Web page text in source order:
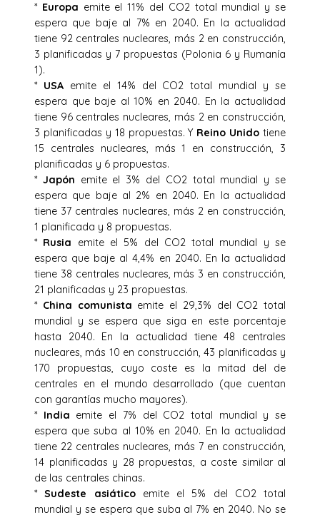
* Europa emite el 11% del CO2 total mundial y se
espera que baje al 7% en 2040. En la actualidad
tiene 92 centrales nucleares, más 2 en construcción,
3 planificadas y 7 propuestas (Polonia 6 y Rumanía
1).
* USAemite el 14% del CO2 total mundial y se
espera que baje al 10% en 2040. En la actualidad
tiene 96 centrales nucleares, más 2 en construcción,
3 planificadas y 18 propuestas. Y Reino Unido tiene
15 centrales nucleares, más 1 en construcción, 3
planificadas y 6 propuestas.
* Japón emite el 3% del CO2 total mundial y se
espera que baje al 2% en 2040. En la actualidad
tiene 37 centrales nucleares, más 2 en construcción,
1 planificada y 8 propuestas.
* Rusia emite el 5% del CO2 total mundial y se
espera que baje al 4,4% en 2040. En la actualidad
tiene 38 centrales nucleares, más 3 en construcción,
21 planificadas y 23 propuestas.
* China comunista emite el 29,3% del CO2 total
mundial y se espera que siga en este porcentaje
hasta 2040. En la actualidad tiene 48 centrales
nucleares, más 10 en construcción, 43 planificadas y
170 propuestas, cuyo coste es la mitad del de
centrales en el mundo desarrollado (que cuentan
con garantías mucho mayores).
* India emite el 7% del CO2 total mundial y se
espera que suba al 10% en 2040. En la actualidad
tiene 22 centrales nucleares, más 7 en construcción,
14 planificadas y 28 propuestas, a coste similar al
de las centrales chinas.
*Sudeste asiáticoemite el 5% del CO2 total
mundial y se espera que suba al 7% en 2040. No se